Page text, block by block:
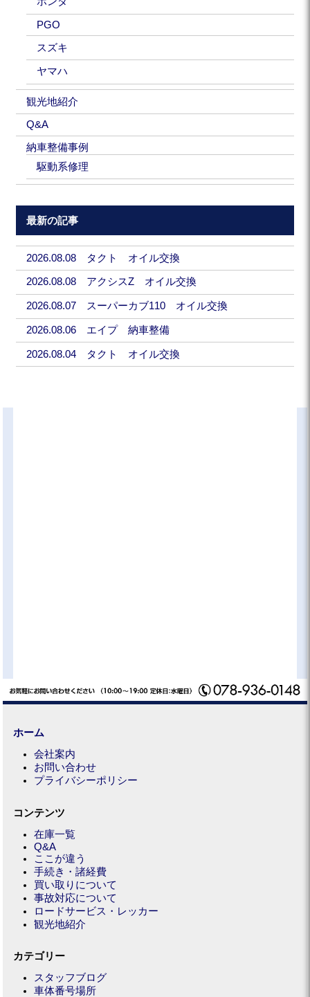
PGO
スズキ
ヤマハ
観光地紹介
Q&A
納車整備事例
駆動系修理
最新の記事
2026.08.08 タクト オイル交換
2026.08.08 アクシスZ オイル交換
2026.08.07 スーパーカブ110 オイル交換
2026.08.06 エイプ 納車整備
2026.08.04 タクト オイル交換
ホーム
会社案内
お問い合わせ
プライバシーポリシー
コンテンツ
在庫一覧
Q&A
ここが違う
手続き・諸経費
買い取りについて
事故対応について
ロードサービス・レッカー
観光地紹介
カテゴリー
スタッフブログ
車体番号場所